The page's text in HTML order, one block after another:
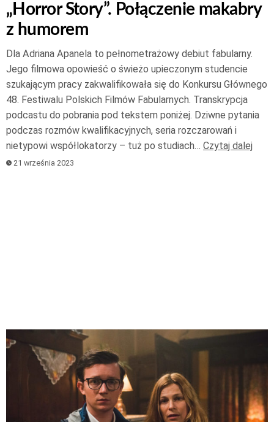
„Horror Story”. Połączenie makabry
z humorem
Dla Adriana Apanela to pełnometrażowy debiut fabularny.
Jego filmowa opowieść o świeżo upieczonym studencie
szukającym pracy zakwalifikowała się do Konkursu Głównego
48. Festiwalu Polskich Filmów Fabularnych. Transkrypcja
podcastu do pobrania pod tekstem poniżej. Dziwne pytania
podczas rozmów kwalifikacyjnych, seria rozczarowań i
nietypowi współlokatorzy – tuż po studiach… Czytaj dalej
21 września 2023
Odtwarzacz
plików
dźwiękowych